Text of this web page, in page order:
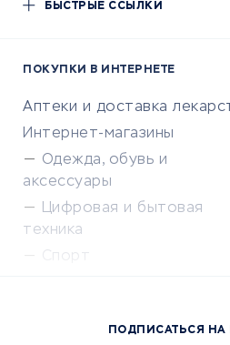
БЫСТРЫЕ ССЫЛКИ
ПОКУПКИ В ИНТЕРНЕТЕ
Аптеки и доставка
Интернет-магазины
Одежда, обувь и
аксессуары
Цифровая и бытовая
техника
Спорт
Сервисы доставкиПОДПИСАТЬСЯ НА